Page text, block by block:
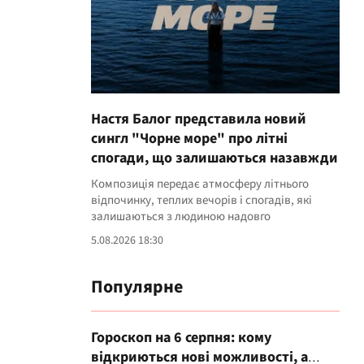
Настя Балог представила новий
сингл "Чорне море" про літні
спогади, що залишаються назавжди
Композиція передає атмосферу літнього
відпочинку, теплих вечорів і спогадів, які
залишаються з людиною надовго
5.08.2026 18:30
Популярне
Гороскоп на 6 серпня: кому
відкриються нові можливості, а